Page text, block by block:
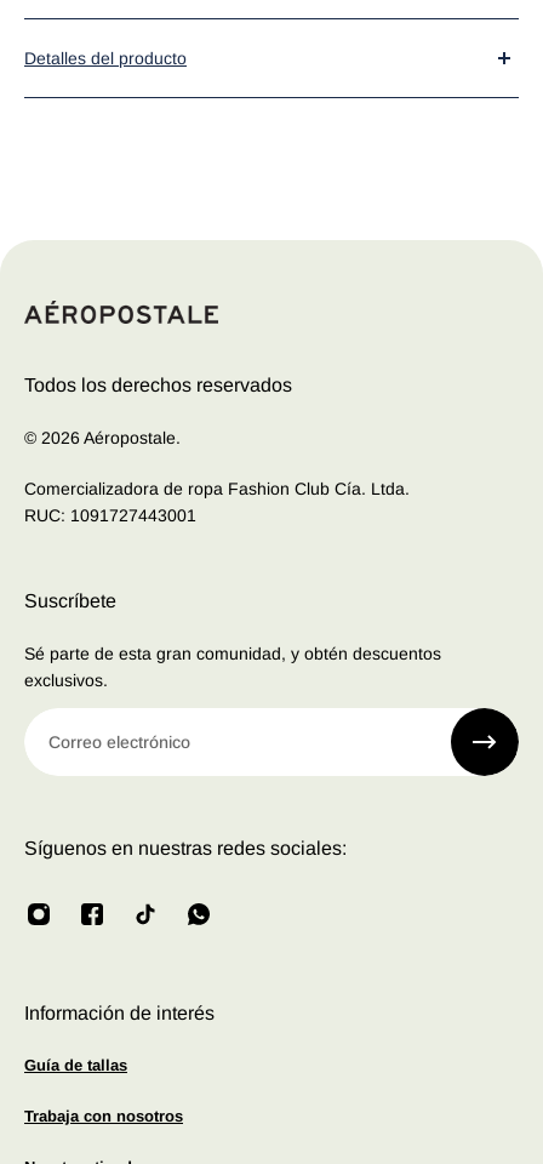
Detalles del producto
equilibrio perfecto entre moda y comodidad. Desde
sutiles y elegantes, cada camiseta refleja la esencia
de Aeropostale son la opción ideal para mujeres que
buscan destacar con estilo en cualquier ocasión.
Todos los derechos reservados
© 2026 Aéropostale.
Comercializadora de ropa Fashion Club Cía. Ltda.
RUC: 1091727443001
Suscríbete
Sé parte de esta gran comunidad, y obtén descuentos
exclusivos.
Correo electrónico
Síguenos en nuestras redes sociales:
Información de interés
Guía de tallas
Trabaja con nosotros